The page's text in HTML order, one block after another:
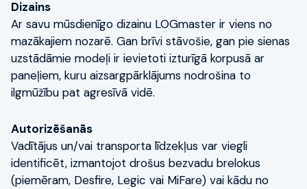
Dizains
Ar savu mūsdienīgo dizainu LOGmaster ir viens no
mazākajiem nozarē. Gan brīvi stāvošie, gan pie sienas
uzstādāmie modeļi ir ievietoti izturīgā korpusā ar
paneļiem, kuru aizsargpārklājums nodrošina to
ilgmūžību pat agresīvā vidē.
Autorizēšanās
Vadītājus un/vai transporta līdzekļus var viegli
identificēt, izmantojot drošus bezvadu brelokus
(piemēram, Desfire, Legic vai MiFare) vai kādu no